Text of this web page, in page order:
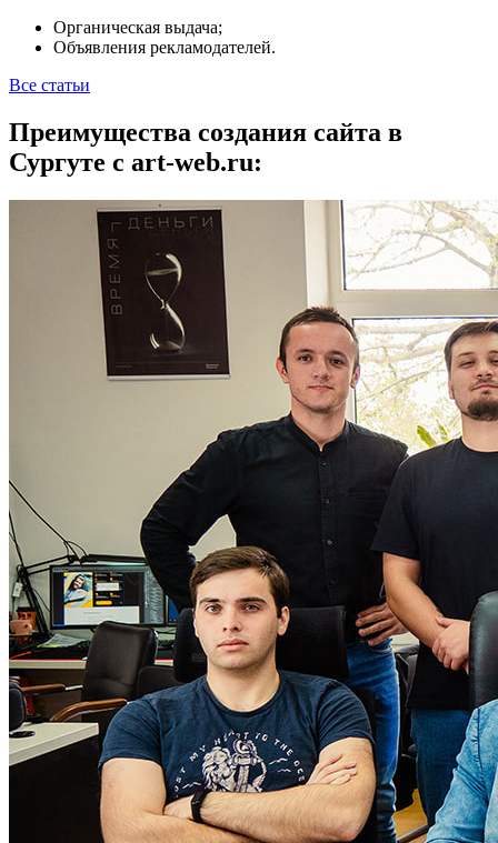
Органическая выдача;
Объявления рекламодателей.
Все статьи
Преимущества создания сайта в
Сургуте с art-web.ru: